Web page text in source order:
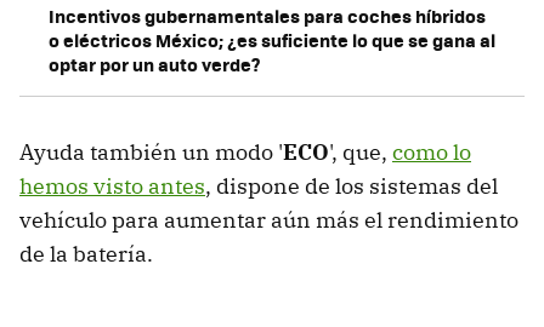
Incentivos gubernamentales para coches híbridos
o eléctricos México; ¿es suficiente lo que se gana al
optar por un auto verde?
Ayuda también un modo 'ECO', que, como lo
hemos visto antes, dispone de los sistemas del
vehículo para aumentar aún más el rendimiento
de la batería.